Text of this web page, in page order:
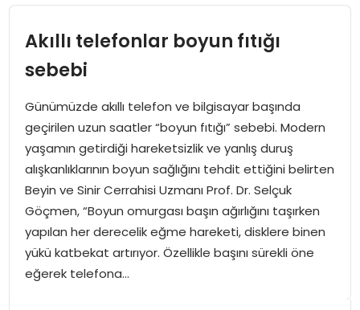
EKONOMI
GÜNCEL
EĞITIM
SPOR
GÜNDEM
MAGAZIN
Akıllı telefonlar boyun fıtığı
sebebi
Günümüzde akıllı telefon ve bilgisayar başında
geçirilen uzun saatler “boyun fıtığı” sebebi. Modern
yaşamın getirdiği hareketsizlik ve yanlış duruş
alışkanlıklarının boyun sağlığını tehdit ettiğini belirten
Beyin ve Sinir Cerrahisi Uzmanı Prof. Dr. Selçuk
Göçmen, “Boyun omurgası başın ağırlığını taşırken
yapılan her derecelik eğme hareketi, disklere binen
yükü katbekat artırıyor. Özellikle başını sürekli öne
eğerek telefona…